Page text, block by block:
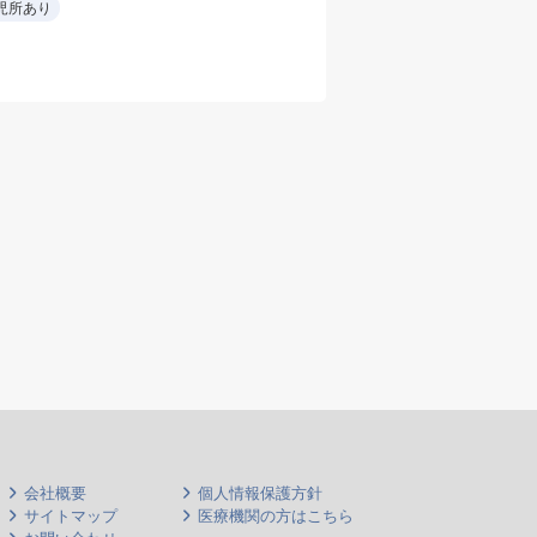
所あり
会社概要
個人情報保護方針
サイトマップ
医療機関の方はこちら